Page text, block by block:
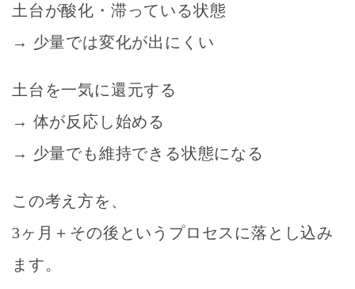
土台が酸化・滞っている状態
→ 少量では変化が出にくい
土台を一気に還元する
→ 体が反応し始める
→ 少量でも維持できる状態になる
この考え方を、
3ヶ月＋その後 というプロセスに落とし込み
ます。